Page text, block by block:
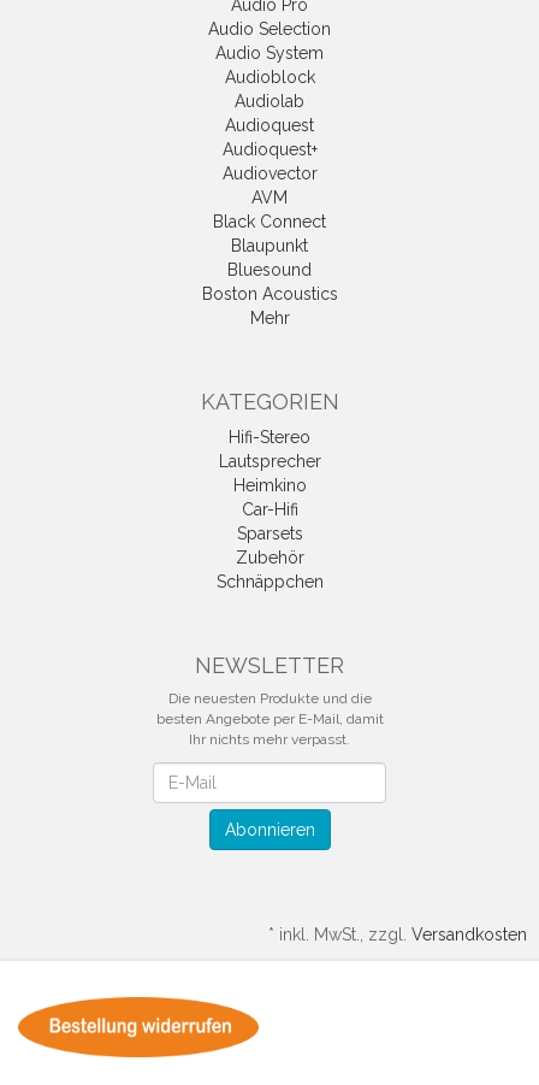
Audio Pro
Audio Selection
Audio System
Audioblock
Audiolab
Audioquest
Audioquest+
Audiovector
AVM
Black Connect
Blaupunkt
Bluesound
Boston Acoustics
Mehr
KATEGORIEN
Hifi-Stereo
Lautsprecher
Heimkino
Car-Hifi
Sparsets
Zubehör
Schnäppchen
NEWSLETTER
Die neuesten Produkte und die
besten Angebote per E-Mail, damit
Ihr nichts mehr verpasst.
Abonnieren
* inkl. MwSt., zzgl. Versandkosten